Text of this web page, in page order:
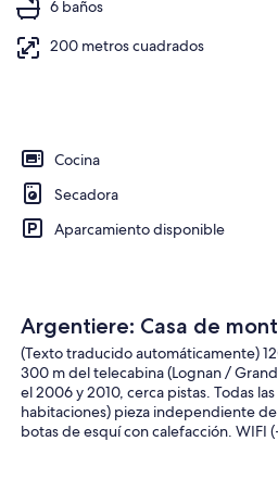
6 baños
200 metros cuadrados
Cocina
Secadora
Aparcamiento disponible
Argentiere: Casa de
(Texto traducido automáticamente)
300 m del telecabina (Lognan /
el 2006 y 2010, cerca pistas. Todas
habitaciones) pieza independiente
botas de esquí con calefacción. WIFI